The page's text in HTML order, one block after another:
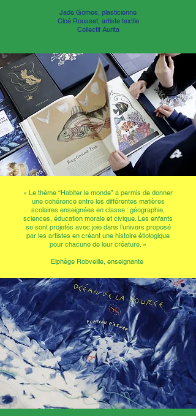
Jade Gomes, plasticienne
Cloé Rousset, artiste textile
Collectif Aurita
« Le thème “Habiter le monde” a permis de donner
une cohérence entre les différentes matières
scolaires enseignées en classe : géographie,
sciences, éducation morale et civique. Les enfants
se sont projetés avec joie dans l’univers proposé
par les artistes en créant une histoire étiologique
pour chacune de leur créature. »
Elphège Robveille, enseignante